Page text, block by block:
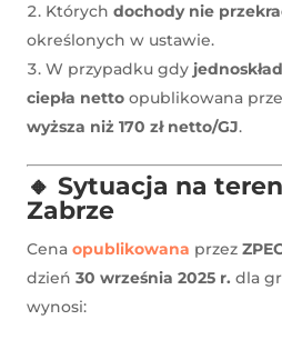
Których dochody nie
określonych w ustawie.
W przypadku gdy
ciepła nettoopublikowana
wyższa niż 170 zł netto/GJ.
🔸 Sytuacja na
Zabrze
Cena opublikowana przez
dzień 30 września 2025 r. dla
wynosi: